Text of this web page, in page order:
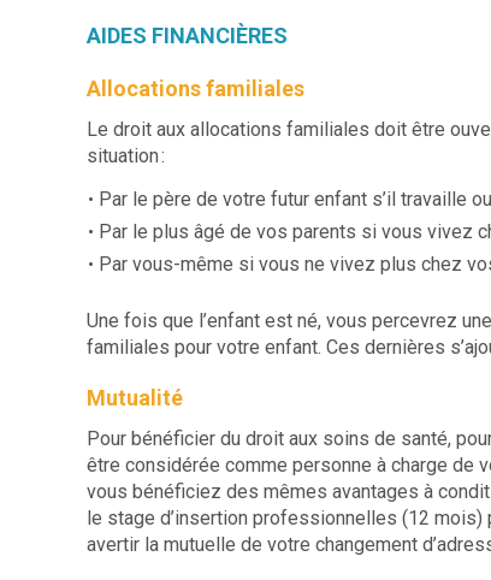
AIDES FINANCIÈRES
Allocations familiales
Le droit aux allocations familiales doit être
situation :
Par le père de votre futur enfant s’il travaille
Par le plus âgé de vos parents si vous vivez
Par vous-même si vous ne vivez plus chez
Une fois que l’enfant est né, vous percevrez
familiales pour votre enfant. Ces dernières
Mutualité
Pour bénéficier du droit aux soins de santé,
être considérée comme personne à charge de
vous bénéficiez des mêmes avantages à
le stage d’insertion professionnelles (12
avertir la mutuelle de votre changement